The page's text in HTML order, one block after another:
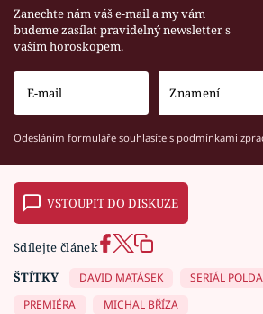
Zanechte nám váš e-mail a my vám
budeme zasílat pravidelný newsletter s
vaším horoskopem.
Odesláním formuláře souhlasíte s podmínkami
VSTOUPIT DO DISKUZE
Sdílejte článek
ŠTÍTKY
DAVID MATÁSEK
SERIÁL
PREMIÉRA
MICHAL BŘÍZA